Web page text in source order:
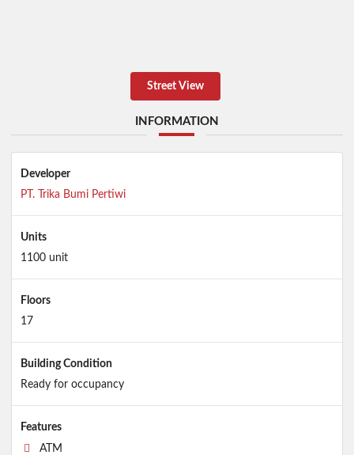
Street View
INFORMATION
Developer
PT. Trika Bumi Pertiwi
Units
1100 unit
Floors
17
Building Condition
Ready for occupancy
Features
ATM